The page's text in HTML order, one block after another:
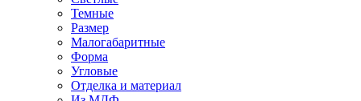
Темные
Размер
Малогабаритные
Форма
Угловые
Отделка и материал